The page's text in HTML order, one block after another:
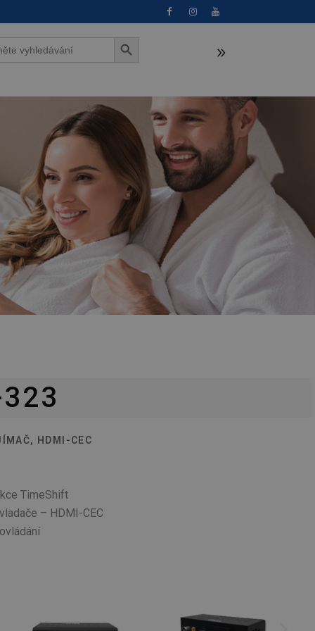
Search Button
HDMI-CEC
TimeShift
– HDMI-CEC